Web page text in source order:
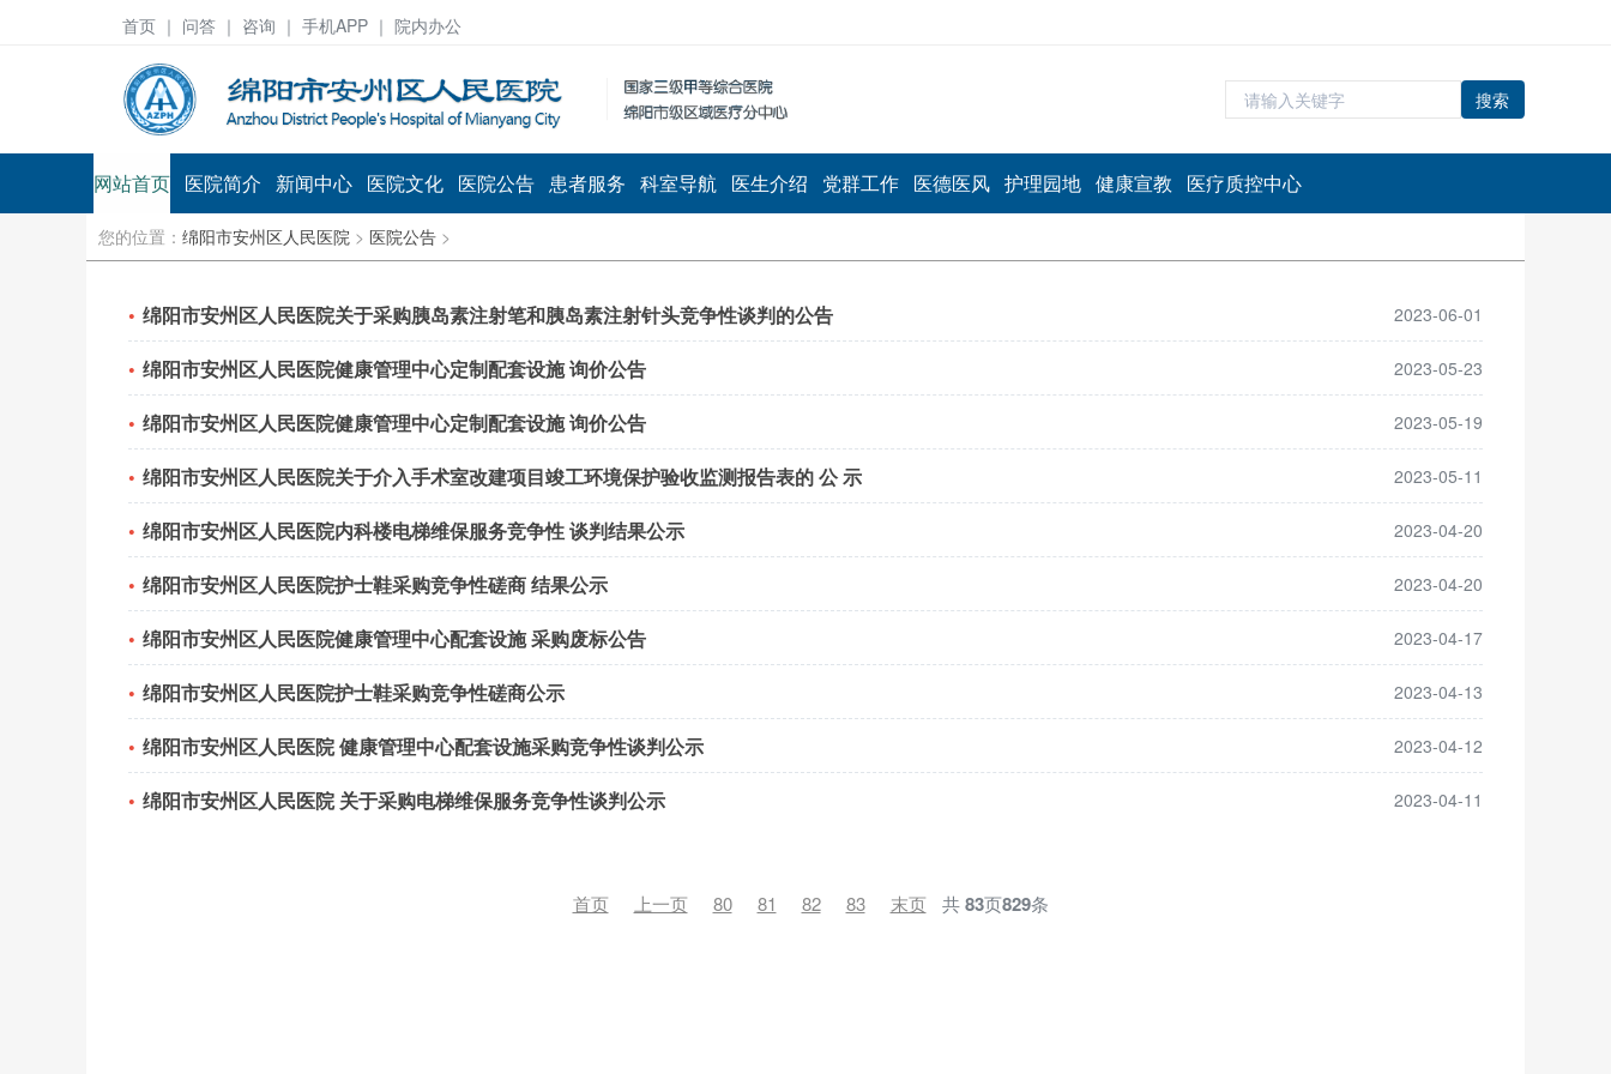
首页 ｜ 问答 ｜ 咨询 ｜ 手机APP ｜ 院内办公
搜索
网站首页 医院简介 新闻中心 医院文化 医院公告 患者服务 科室导航 医生介绍 党群工作 医德医风 护理园地 健康宣教 医疗质控中心
您的位置： 绵阳市安州区人民医院 > 医院公告 >
绵阳市安州区人民医院关于采购胰岛素注射笔和胰岛素注射针头竞争性谈判的公告 2023-06-01
绵阳市安州区人民医院健康管理中心定制配套设施 询价公告 2023-05-23
绵阳市安州区人民医院健康管理中心定制配套设施 询价公告 2023-05-19
绵阳市安州区人民医院关于介入手术室改建项目竣工环境保护验收监测报告表的 公 示 2023-05-11
绵阳市安州区人民医院内科楼电梯维保服务竞争性 谈判结果公示 2023-04-20
绵阳市安州区人民医院护士鞋采购竞争性磋商 结果公示 2023-04-20
绵阳市安州区人民医院健康管理中心配套设施 采购废标公告 2023-04-17
绵阳市安州区人民医院护士鞋采购竞争性磋商公示 2023-04-13
绵阳市安州区人民医院 健康管理中心配套设施采购竞争性谈判公示 2023-04-12
绵阳市安州区人民医院 关于采购电梯维保服务竞争性谈判公示 2023-04-11
首页 上一页 80 81 82 83 末页 共83页829条